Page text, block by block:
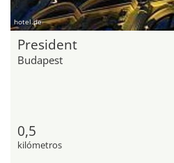
hotel.de
President
Budapest
0,5
kilómetros